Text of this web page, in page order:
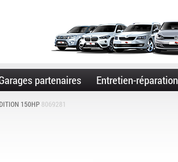
partenaires Entretien-réparation
150HP 8069281